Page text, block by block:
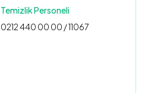
Temizlik Personeli
0212 440 00 00 / 11067